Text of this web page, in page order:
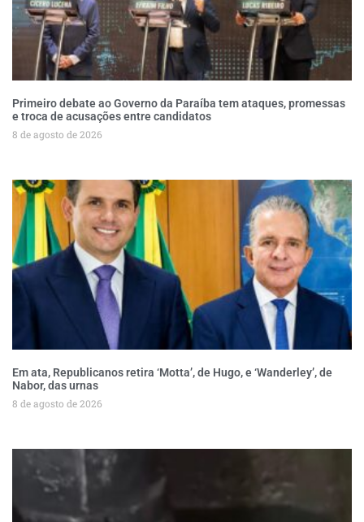
Primeiro debate ao Governo da Paraíba tem ataques, promessas
e troca de acusações entre candidatos
8 de agosto de 2026
Em ata, Republicanos retira ‘Motta’, de Hugo, e ‘Wanderley’, de
Nabor, das urnas
8 de agosto de 2026